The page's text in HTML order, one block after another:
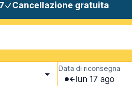
Cancellazione gratuita
Data di riconsegna
lun 17 ago